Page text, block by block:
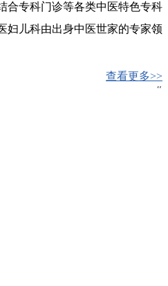
合专科门诊等各类中医特色专科
妇儿科由出身中医世家的专家领
#
查看更多>>